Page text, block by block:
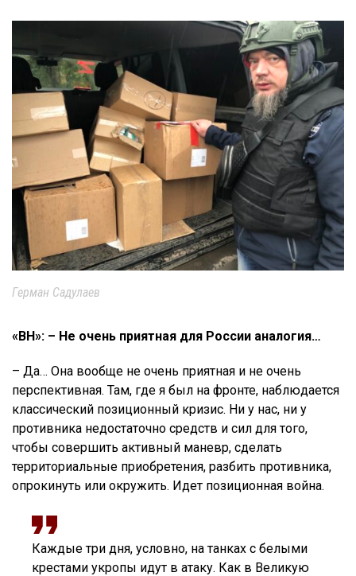
Герман Садулаев
«ВН»: – Не очень приятная для России аналогия…
– Да… Она вообще не очень приятная и не очень
перспективная. Там, где я был на фронте, наблюдается
классический позиционный кризис. Ни у нас, ни у
противника недостаточно средств и сил для того,
чтобы совершить активный маневр, сделать
территориальные приобретения, разбить противника,
опрокинуть или окружить. Идет позиционная война.
Каждые три дня, условно, на танках с белыми
крестами укропы идут в атаку. Как в Великую